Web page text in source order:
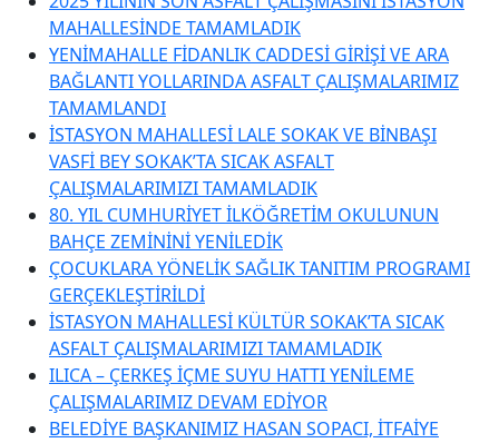
MAHALLESİNDE TAMAMLADIK
YENİMAHALLE FİDANLIK CADDESİ GİRİŞİ VE ARA
BAĞLANTI YOLLARINDA ASFALT ÇALIŞMALARIMIZ
TAMAMLANDI
İSTASYON MAHALLESİ LALE SOKAK VE BİNBAŞI
VASFİ BEY SOKAK’TA SICAK ASFALT
ÇALIŞMALARIMIZI TAMAMLADIK
80. YIL CUMHURİYET İLKÖĞRETİM OKULUNUN
BAHÇE ZEMİNİNİ YENİLEDİK
ÇOCUKLARA YÖNELİK SAĞLIK TANITIM PROGRAMI
GERÇEKLEŞTİRİLDİ
İSTASYON MAHALLESİ KÜLTÜR SOKAK’TA SICAK
ASFALT ÇALIŞMALARIMIZI TAMAMLADIK
ILICA – ÇERKEŞ İÇME SUYU HATTI YENİLEME
ÇALIŞMALARIMIZ DEVAM EDİYOR
BELEDİYE BAŞKANIMIZ HASAN SOPACI, İTFAİYE